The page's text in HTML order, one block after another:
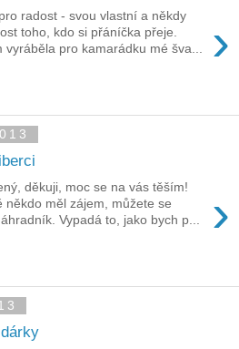
›
radost - svou vlastní a někdy
toho, kdo si přáníčka přeje.
vyráběla pro kamarádku mé šva...
›
děkuji, moc se na vás těším!
někdo měl zájem, můžete se
Vypadá to, jako bych p...